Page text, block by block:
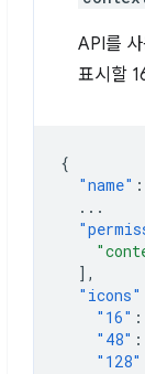
API를
표시할
{
"name" :
...
],
"icons"
"16" :
"48" :
"128"